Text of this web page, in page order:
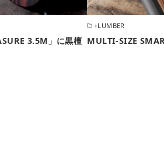
3.5M」に黒檀
+LUMBER
MULTI-SIZE